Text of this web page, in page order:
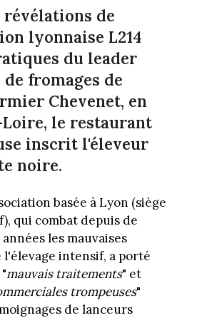
révélations de
lyonnaise L214
du leader
fromages de
Chevenet, en
Loire, le restaurant
inscrit l'éleveur
noire.
basée à Lyon (siège
qui combat depuis de
les mauvaises
l'élevage intensif, a porté
mauvais traitements" et
trompeuses"
de lanceurs